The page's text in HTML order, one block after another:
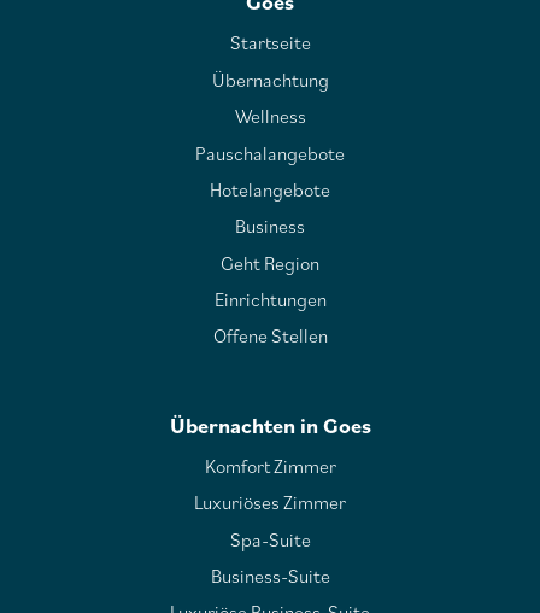
Startseite
Übernachtung
Wellness
Pauschalangebote
Hotelangebote
Business
Geht Region
Einrichtungen
Offene Stellen
Übernachten in Goes
Komfort Zimmer
Luxuriöses Zimmer
Spa-Suite
Business-Suite